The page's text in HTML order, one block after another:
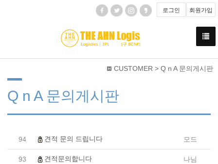
로그인 회원가입
CUSTOMER > Q n A 문의게시판
Q n A 문의게시판
94 견적 문의 드립니다 모드
93 견적문의합니다 나님